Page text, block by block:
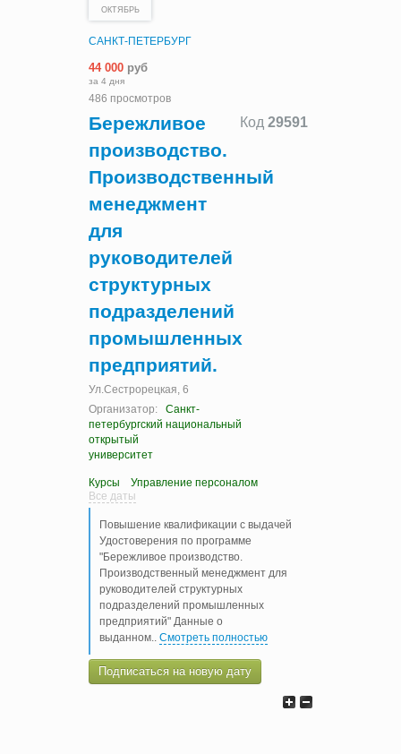
ОКТЯБРЬ
САНКТ-ПЕТЕРБУРГ
44 000 руб
за 4 дня
486 просмотров
Код 29591
Бережливое
производство.
Производственный
менеджмент
для
руководителей
структурных
подразделений
промышленных
предприятий.
Ул.Сестрорецкая, 6
Организатор:
Санкт-
петербургский национальный
открытый
университет
Курсы
Управление персоналом
Все даты
Повышение квалификации с выдачей
Удостоверения по программе
"Бережливое производство.
Производственный менеджмент для
руководителей структурных
подразделений промышленных
предприятий" Данные о
выданном
Смотреть полностью
Подписаться на новую дату